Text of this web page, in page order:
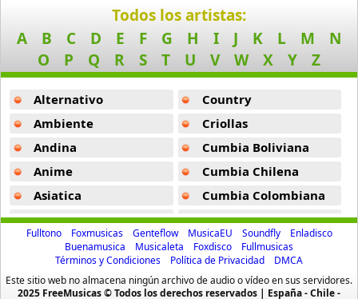
Kishu Ezlamenaza
11 músicas online
Lapiz Conciente
Lil Blood
18 músicas online
Los Aldeanos
64 músicas online
Lr
Myke Towers
Experimento -
Myke Towers
Ajena -Myke Towers
El Tren Ft Micro Tdh -
Myke Towers
La Toxica (Ft Jay Wheeler Y Tempo Y Farruko) (Remix) -
La Nota Ft Manuel Turizo -
Myke Towers
Si Se Da (Remix) -Myke Towers
Inocente -Myke Towers
Barranquilla Bajo Cero -Myke Towers
Todos los artistas:
A
B C D E F G H I J K L M
N
O
P Q R S T U V W X Y Z
Alternativo
Ambiente
Andina
Anime
Asiatica
Atevip
Bachatas
Baladas
Baladas De Oro
Country
Criollas
Cumbia Boliviana
Cumbia Chilena
Cumbia Colombiana
Cumbia Ecuatoriana
Cumbia Mexicana
Cumbia Pop
Cumbia Surena
Fulltono Foxmusicas Genteflow MusicaEU Soundfly
Enladisco
Buenamusica
Musicaleta Foxdisco
Fullmusicas
Términos y Condiciones
Política de Privacidad
DMCA
Este sitio web no almacena ningún archivo de audio o vídeo en sus servidores.
2025 FreeMusicas © Todos los derechos reservados | España - Chile -